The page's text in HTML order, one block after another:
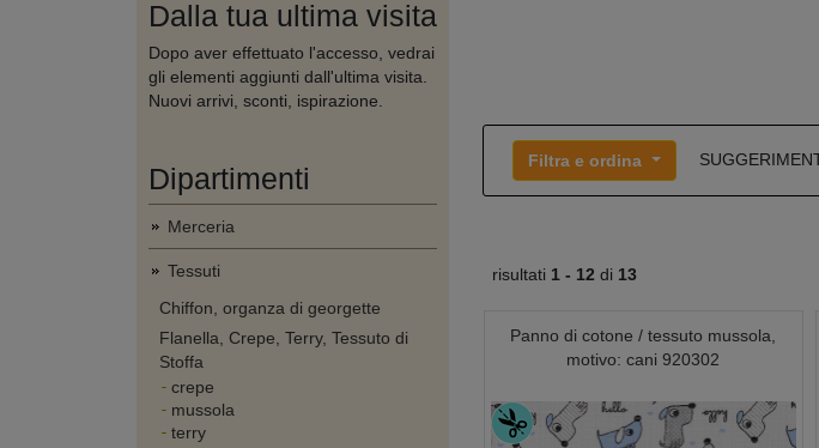
Dalla tua ultima visita
Dopo aver effettuato l'accesso, vedrai
gli elementi aggiunti dall'ultima visita.
Nuovi arrivi, sconti, ispirazione.
Dipartimenti
Merceria
Tessuti
Chiffon, organza di georgette
Flanella, Crepe, Terry, Tessuto di
Stoffa
crepe
mussola
terry
Filtra e ordina
risultati 1 - 12 di 13
Panno di cotone / tessuto mussola,
motivo: cani 920302